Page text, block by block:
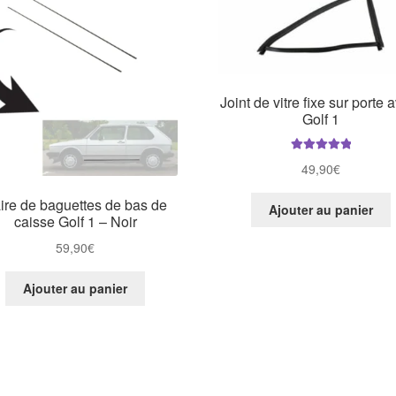
de baguettes de bas de
caisse Golf 1 – Noir
59,90€
Ajouter au panier
Joint de vitre fixe sur porte
Golf 1
5
49,90€
Ajouter au panier